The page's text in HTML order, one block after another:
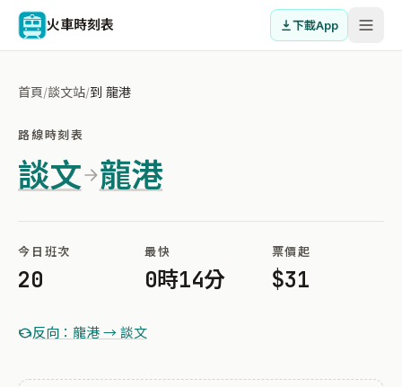
火車時刻表 下載App
首頁/談文站/到 龍港
路線時刻表
談文 龍港
今日班次
20
最快
0時14分
票價起
$31
反向：龍港 → 談文